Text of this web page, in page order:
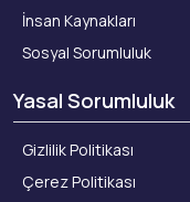
İnsan Kaynakları
Sosyal Sorumluluk
Yasal Sorumluluk
Gizlilik Politikası
Çerez Politikası